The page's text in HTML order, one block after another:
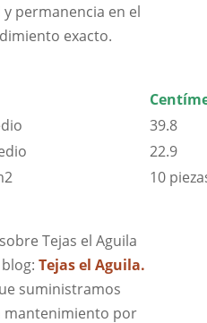
permanencia en el
exacto.
39.8
22.9
10
Tejas el Aguila
Tejas el Aguila.
suministramos
mantenimiento por